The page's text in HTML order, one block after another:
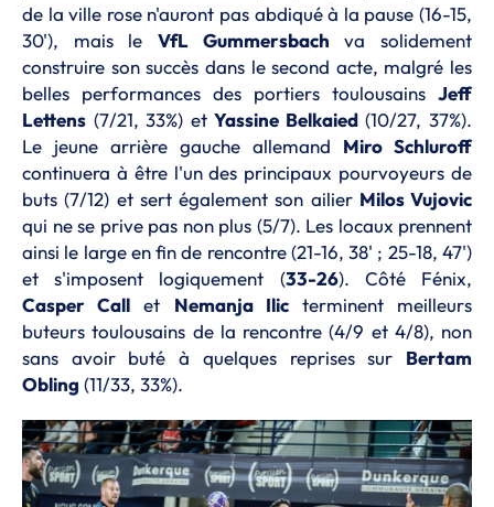
de la ville rose n'auront pas abdiqué à la pause (16-15,
30'), mais le VfL Gummersbach va solidement
construire son succès dans le second acte, malgré les
belles performances des portiers toulousains Jeff
Lettens (7/21, 33%) etYassine Belkaied(10/27, 37%).
Le jeune arrière gauche allemand Miro Schluroff
continuera à être l'un des principaux pourvoyeurs de
buts (7/12) et sert également son ailier Milos Vujovic
qui ne se prive pas non plus (5/7). Les locaux prennent
ainsi le large en fin de rencontre (21-16, 38' ; 25-18, 47')
et s'imposent logiquement (33-26). Côté Fénix,
Casper Call et Nemanja Ilicterminent meilleurs
buteurs toulousains de la rencontre (4/9 et 4/8), non
sans avoir buté à quelques reprises sur Bertam
Obling (11/33, 33%).